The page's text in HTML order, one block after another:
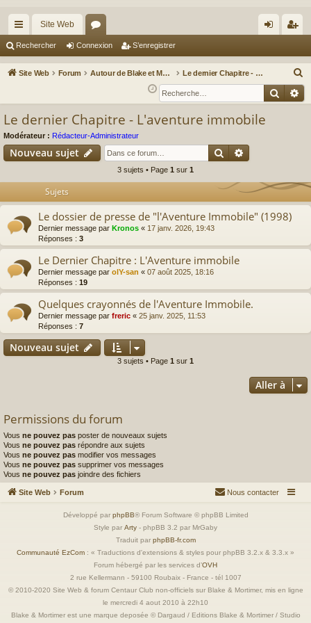
cc
ès
Site Web
or
u ne
xi
nr
eg
Rechercher Connexion S’enregistrer
Site Web Forum Autour de Blake et Mortimer : Le nouveau chapitre / Un autre regard sur Blake et Mortimer Le dernier Chapitre - L'aventure immobile
e
c
Le dernier Chapitre - L'aventure immobile
Modérateur : Rédacteur-Administrateur
Nouveau sujet Rechercher
3 sujets • Page 1 sur 1
Sujets
Le dossier de presse de "l'Aventure Immobile" (1998)
Dernier message par Kronos « 17 janv. 2026, 19:43
Réponses : 3
Le Dernier Chapitre : L'Aventure immobile
Dernier message par olY-san « 07 août 2025, 18:16
Réponses : 19
Quelques crayonnés de l'Aventure Immobile.
Dernier message par freric « 25 janv. 2025, 11:53
Réponses : 7
Nouveau sujet
3 sujets • Page 1 sur 1
Aller à
Permissions du forum
Vous ne pouvez pas poster de nouveaux sujets
Vous ne pouvez pas répondre aux sujets
Vous ne pouvez pas modifier vos messages
Vous ne pouvez pas supprimer vos messages
Vous ne pouvez pas joindre des fichiers
Site Web Forum Nous contacter
Développé par phpBB® Forum Software © phpBB Limited
Style par Arty - phpBB 3.2 par MrGaby
Traduit par phpBB-fr.com
Communauté EzCom : « Traductions d'extensions & styles pour phpBB 3.2.x & 3.3.x »
Forum hébergé par les services d’OVH
2 rue Kellermann - 59100 Roubaix - France - tél 1007
© 2010-2020 Site Web & forum Centaur Club non-officiels sur Blake & Mortimer, mis en ligne
le mercredi 4 aout 2010 à 22h10
Blake & Mortimer est une marque deposée © Dargaud / Editions Blake & Mortimer / Studio